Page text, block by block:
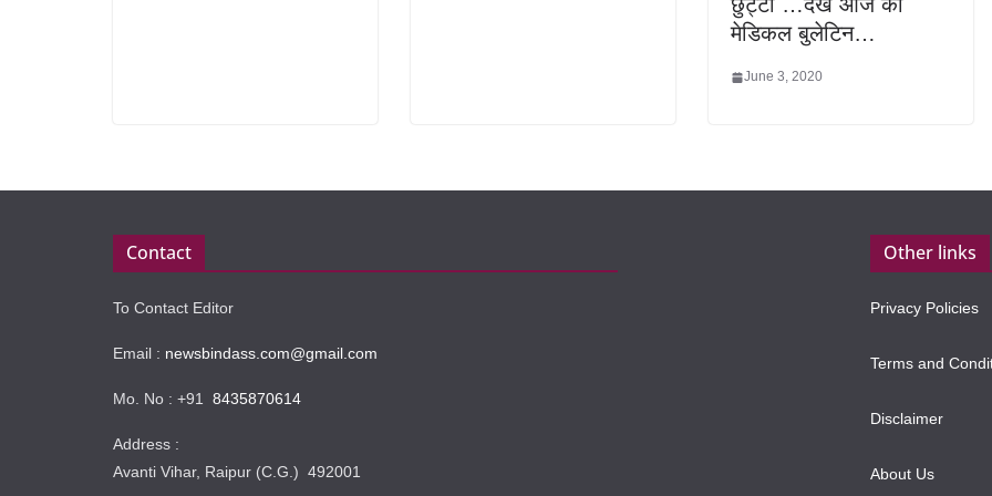
मेडिकल बुलेटिन…
June 3, 2020
Contact
To Contact Editor
Email : newsbindass.com@gmail.com
Mo. No : +91 8435870614
Address :
Avanti Vihar, Raipur (C.G.) 492001
Other links
Privacy Policies
Terms and
Disclaimer
About Us